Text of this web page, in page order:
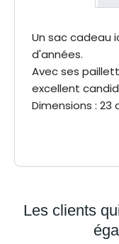
Un sac cadeau
d'années.
Avec ses
excellent
Dimensions : 23
Les clients